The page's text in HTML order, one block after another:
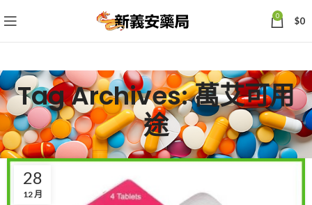
0 $0
Tag Archives: 萬艾可用
途
28
12 月